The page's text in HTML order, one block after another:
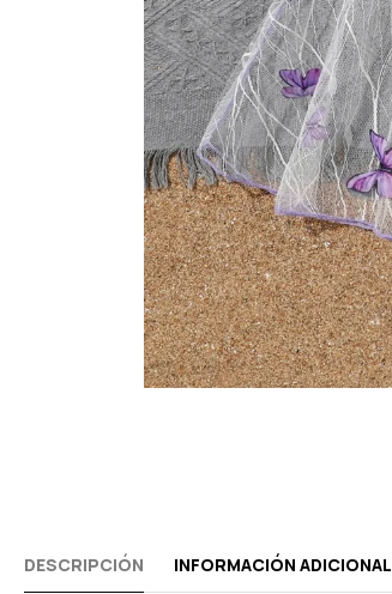
DESCRIPCIÓN INFORMACIÓN ADICIONAL